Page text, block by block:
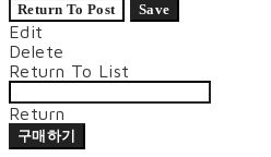
Return To Post Save
Edit
Delete
Return To List
Return
구매하기